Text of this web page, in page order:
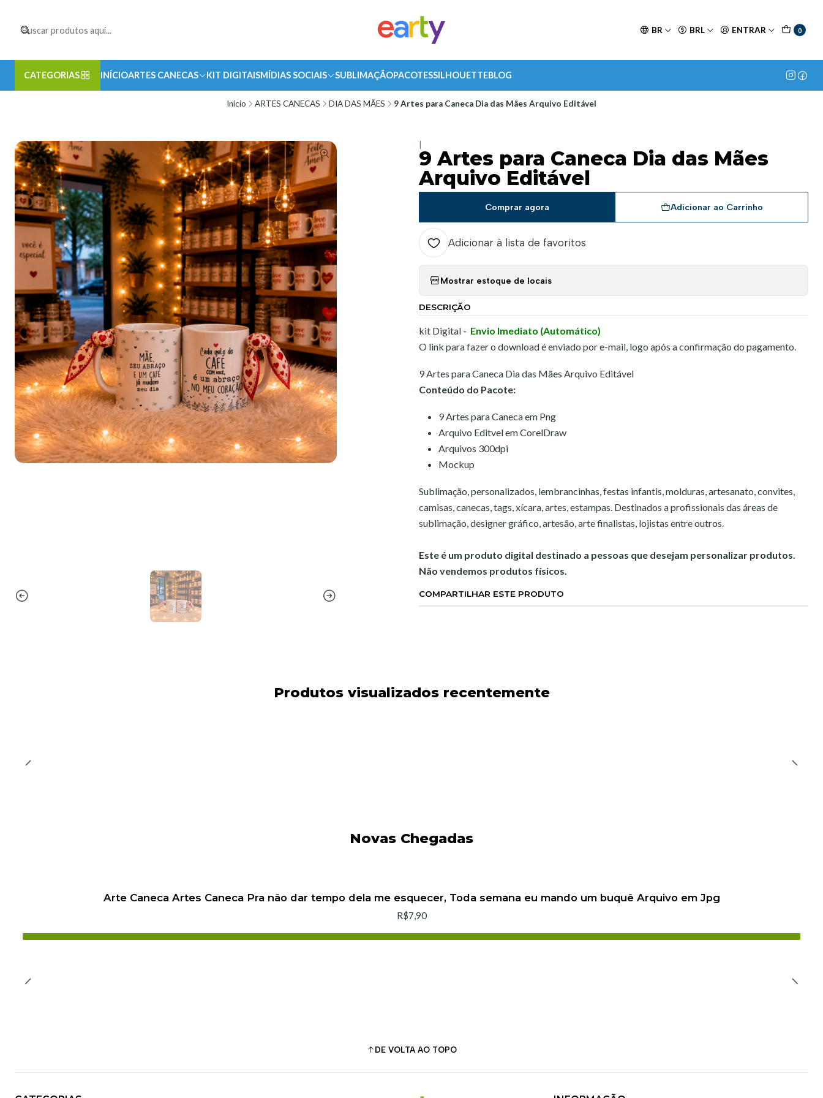
BR BRL ENTRAR 0
CATEGORIAS INÍCIOARTES CANECAS KIT DIGITAISMÍDIAS SOCIAIS SUBLIMAÇÃOPACOTESSILHOUETTEBLOG
Início ARTES CANECAS DIA DAS MÃES 9 Artes para Caneca Dia das Mães Arquivo Editável
9 Artes para Caneca Dia das Mães
Arquivo Editável
Adicionar ao Carrinho
Comprar agora
Adicionar à lista de favoritos
Mostrar estoque de locais
DESCRIÇÃO
kit Digital - Envio Imediato (Automático)
O link para fazer o download é enviado por e-mail, logo após a confirmação do pagamento.
9 Artes para Caneca Dia das Mães Arquivo Editável
Conteúdo do Pacote:
9 Artes para Caneca em Png
Arquivo Editvel em CorelDraw
Arquivos 300dpi
Mockup
Sublimação, personalizados, lembrancinhas, festas infantis, molduras, artesanato, convites,
camisas, canecas, tags, xícara, artes, estampas. Destinados a profissionais das áreas de
sublimação, designer gráfico, artesão, arte finalistas, lojistas entre outros.
Este é um produto digital destinado a pessoas que desejam personalizar produtos.
Não vendemos produtos físicos.
COMPARTILHAR ESTE PRODUTO
Produtos visualizados recentemente
Novas Chegadas
Arte Caneca Artes Caneca Pra não dar tempo dela me esquecer, Toda semana eu mando um buquê Arquivo em Jpg
R$7,90
DE VOLTA AO TOPO